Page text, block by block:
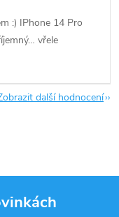
:) IPhone 14 Pro
vřele
další hodnocení